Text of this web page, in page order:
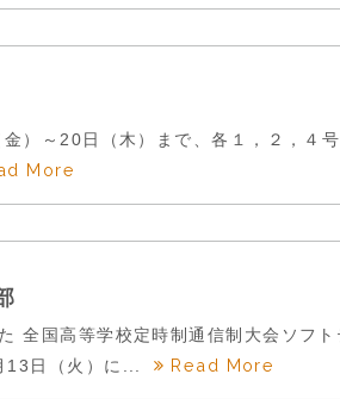
）～20日（木）まで、各１，２，４
More
全国高等学校定時制通信制大会ソフ
日（火）に...
Read More